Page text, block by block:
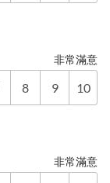
非常滿意
8 9 10
非常滿意